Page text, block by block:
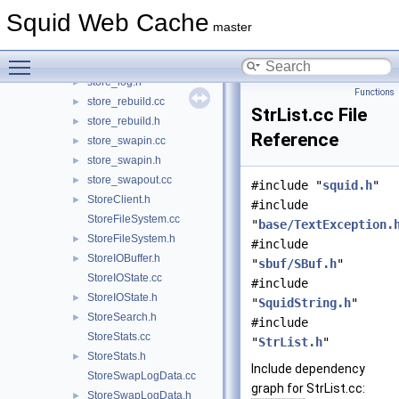
Squid Web Cache master
► store_key_md5.cc
► store_log.h
► store_rebuild.cc
► store_rebuild.h
► store_swapin.cc
► store_swapin.h
► store_swapout.cc
►
StoreClient.h
StoreFileSystem.cc
► StoreFileSystem.h
►
StoreIOBuffer.h
StoreIOState.cc
► StoreIOState.h
►
StoreSearch.h
StoreStats.cc
►
StoreStats.h
StoreSwapLogData.cc
► StoreSwapLogData.h
Functions
StrList.cc File
Reference
#include "squid.h"
#include
" base/
#include
"sbuf/SBuf.h"
#include
"SquidString.h"
#include
"StrList.h"
Include dependency
graph for StrList.cc: